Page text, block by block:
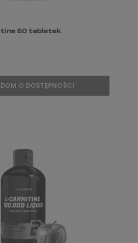
60 tabletek
O DOSTĘPNOŚCI